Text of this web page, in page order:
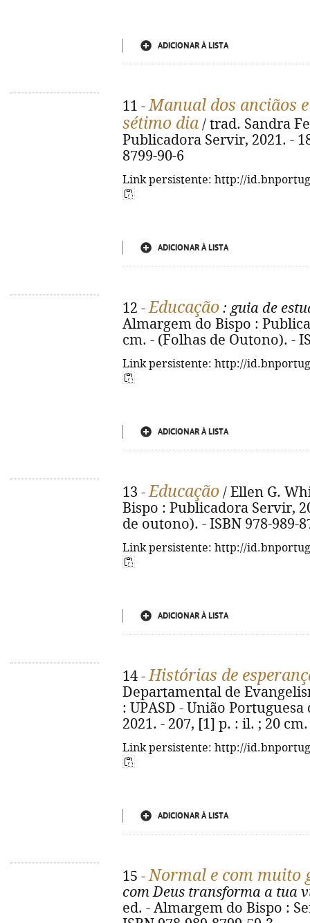
ADICIONAR À LISTA
11 -Manual dos anciãos
sétimo dia / trad. Sandra
Publicadora Servir, 2021. -
8799-90-6
Link persistente: http://
ADICIONAR À LISTA
12 -Educação : guia de
Almargem do Bispo :
cm. - (Folhas de Outono). -
Link persistente: http://
ADICIONAR À LISTA
13 -Educação / Ellen G.
Bispo : Publicadora Servir,
de outono). - ISBN 978-989-
Link persistente: http://
ADICIONAR À LISTA
14 -Histórias de
Departamental de
: UPASD - União
2021. - 207, [1] p. : il. ; 20
Link persistente: http://
ADICIONAR À LISTA
15 -Normal e com muito
com Deus transforma a tua
ed. - Almargem do Bispo :